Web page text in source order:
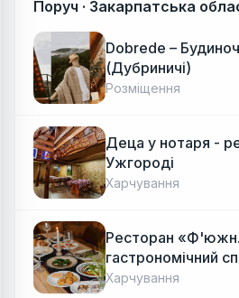
Поруч · Закарпатська
Dobrede –
(Дубриничі)
Розміщення
Деца у нотаря -
Ужгороді
Харчування
Ресторан
гастрономічний
Авторська
Харчування